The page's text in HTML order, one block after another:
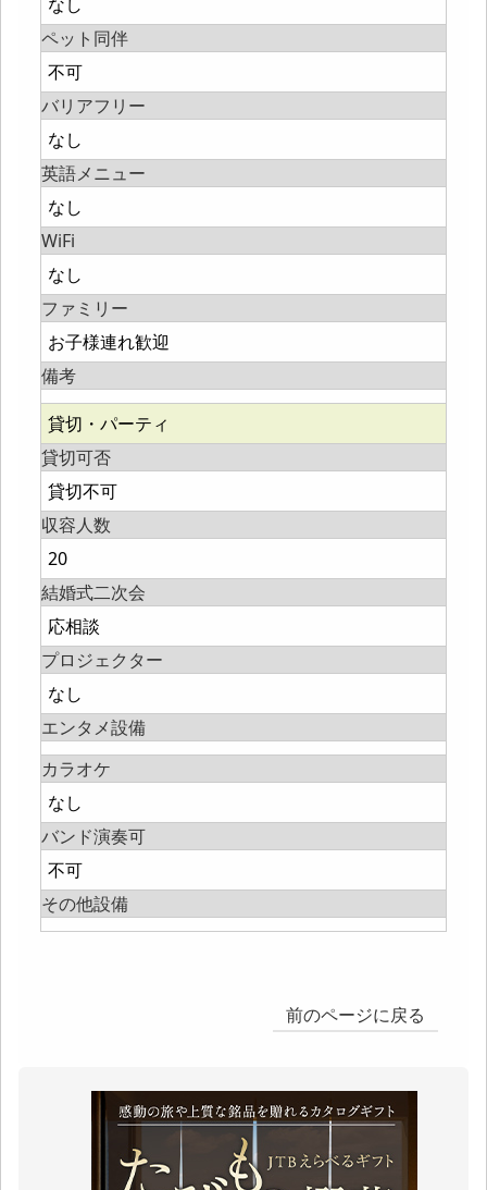
ペット同伴
不可
バリアフリー
なし
英語メニュー
なし
WiFi
なし
ファミリー
お子様連れ歓迎
備考
貸切・パーティ
貸切可否
貸切不可
収容人数
20
結婚式二次会
応相談
プロジェクター
なし
エンタメ設備
カラオケ
なし
バンド演奏可
不可
その他設備
前のページに戻る